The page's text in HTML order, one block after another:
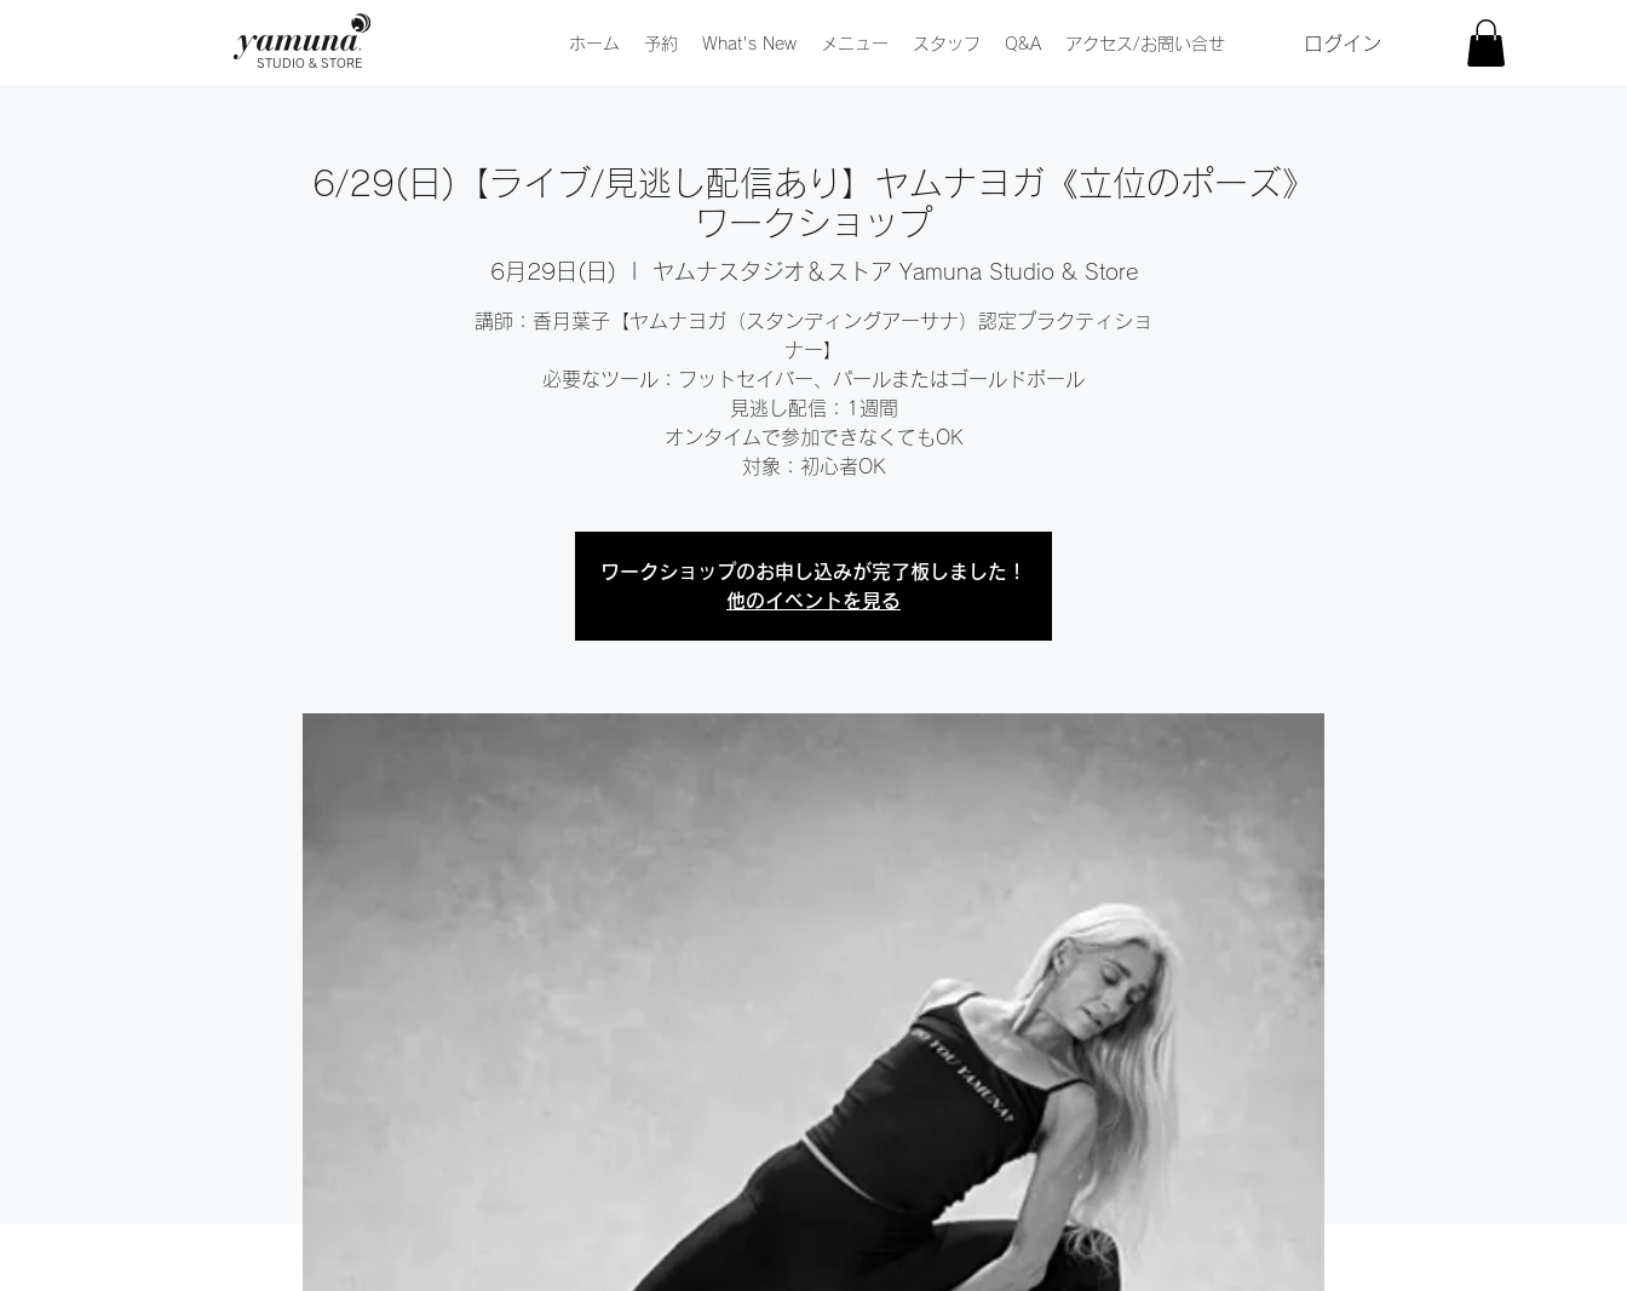
STUDIO & STORE
ホーム 予約 What's New メニュー スタッフ Q&A アクセス/お問い合せ ログイン
6/29(日)【ライブ/見逃し配信あり】ヤムナヨガ《立位のポーズ》
ワークショップ
6月29日(日) ヤムナスタジオ＆ストア Yamuna Studio & Store
講師：香月葉子【ヤムナヨガ（スタンディングアーサナ）認定プラクティショ
ナー】
必要なツール：フットセイバー、パールまたはゴールドボール
見逃し配信：1週間
オンタイムで参加できなくてもOK
対象：初心者OK
ワークショップのお申し込みが完了板しました！
他のイベントを見る